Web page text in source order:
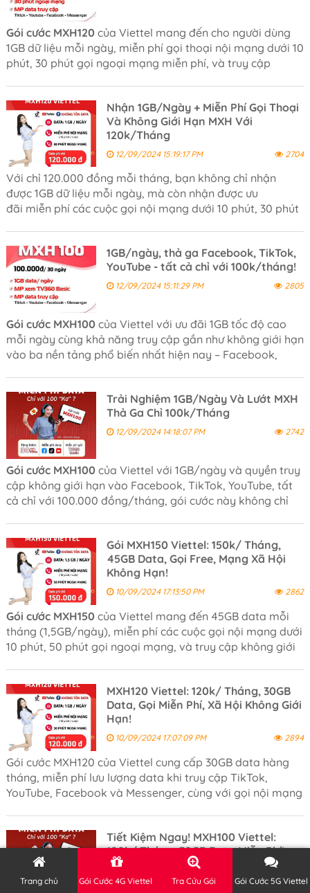
Gói cước MXH120của Viettel mang đến cho người dùng
1GB dữ liệu mỗi ngày, miễn phí gọi thoại nội mạng dưới 10
phút, 30 phút gọi ngoại mạng miễn phí, và truy cập
Nhận 1GB/Ngày + Miễn Phí Gọi Thoại
Và Không Giới Hạn MXH Với
120k/Tháng
12/09/2024 15:19:17 PM 2704
Với chỉ 120.000 đồng mỗi tháng, bạn không chỉ nhận
được 1GB dữ liệu mỗi ngày, mà còn nhận được ưu
đãi miễn phí các cuộc gọi nội mạng dưới 10 phút, 30 phút
1GB/ngày, thả ga Facebook, TikTok,
YouTube - tất cả chỉ với 100k/tháng!
12/09/2024 15:11:29 PM 2805
Gói cước MXH100của Viettel với ưu đãi 1GB tốc độ cao
mỗi ngày cùng khả năng truy cập gần như không giới hạn
vào ba nền tảng phổ biến nhất hiện nay – Facebook,
Trải Nghiệm 1GB/Ngày Và Lướt MXH
Thả Ga Chỉ 100k/Tháng
12/09/2024 14:18:07 PM 2742
Gói cước MXH100 của Viettel với 1GB/ngày và quyền truy
cập không giới hạn vào Facebook, TikTok, YouTube, tất
cả chỉ với 100.000 đồng/tháng, gói cước này không chỉ
Gói MXH150 Viettel: 150k/ Tháng,
45GB Data, Gọi Free, Mạng Xã Hội
Không Hạn!
10/09/2024 17:13:50 PM 2862
Gói cước MXH150 của Viettel mang đến 45GB data mỗi
tháng (1,5GB/ngày), miễn phí các cuộc gọi nội mạng dưới
10 phút, 50 phút gọi ngoại mạng, và truy cập không giới
MXH120 Viettel: 120k/ Tháng, 30GB
Data, Gọi Miễn Phí, Xã Hội Không Giới
Hạn!
10/09/2024 17:07:09 PM 2894
Gói cước MXH120 của Viettel cung cấp 30GB data hàng
tháng, miễn phí lưu lượng data khi truy cập TikTok,
YouTube, Facebook và Messenger, cùng với gọi nội mạng
Tiết Kiệm Ngay! MXH100 Viettel:
100k/ Tháng, 30GB Data Miễn Phí!
10/09/2024 16:48:51 PM
Trang chủ
Gói Cước 4G Viettel Tra Cứu Gói Gói Cước 5G Viettel